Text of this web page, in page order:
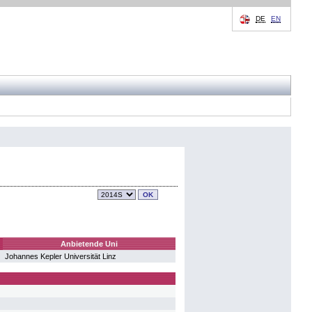
DE EN
Anbietende Uni
Johannes Kepler Universität Linz